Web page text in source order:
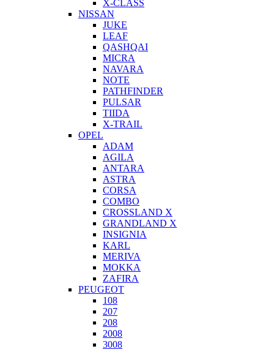
X-CLASS
NISSAN
JUKE
LEAF
QASHQAI
MICRA
NAVARA
NOTE
PATHFINDER
PULSAR
TIIDA
X-TRAIL
OPEL
ADAM
AGILA
ANTARA
ASTRA
CORSA
COMBO
CROSSLAND X
GRANDLAND X
INSIGNIA
KARL
MERIVA
MOKKA
ZAFIRA
PEUGEOT
108
207
208
2008
3008